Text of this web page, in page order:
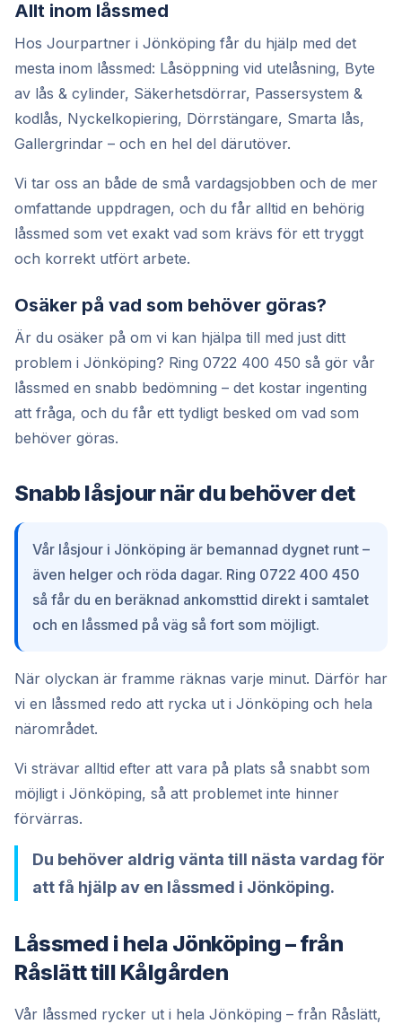
Allt inom låssmed
Hos Jourpartner i Jönköping får du hjälp med det
mesta inom låssmed: Låsöppning vid utelåsning, Byte
av lås & cylinder, Säkerhetsdörrar, Passersystem &
kodlås, Nyckelkopiering, Dörrstängare, Smarta lås,
Gallergrindar – och en hel del därutöver.
Vi tar oss an både de små vardagsjobben och de mer
omfattande uppdragen, och du får alltid en behörig
låssmed som vet exakt vad som krävs för ett tryggt
och korrekt utfört arbete.
Osäker på vad som behöver göras?
Är du osäker på om vi kan hjälpa till med just ditt
problem i Jönköping? Ring 0722 400 450 så gör vår
låssmed en snabb bedömning – det kostar ingenting
att fråga, och du får ett tydligt besked om vad som
behöver göras.
Snabb låsjour när du behöver det
Vår låsjour i Jönköping är bemannad dygnet runt –
även helger och röda dagar. Ring 0722 400 450
så får du en beräknad ankomsttid direkt i samtalet
och en låssmed på väg så fort som möjligt.
När olyckan är framme räknas varje minut. Därför har
vi en låssmed redo att rycka ut i Jönköping och hela
närområdet.
Vi strävar alltid efter att vara på plats så snabbt som
möjligt i Jönköping, så att problemet inte hinner
förvärras.
Du behöver aldrig vänta till nästa vardag för
att få hjälp av en låssmed i Jönköping.
Låssmed i hela Jönköping – från
Råslätt till Kålgården
Vår låssmed rycker ut i hela Jönköping – från Råslätt,